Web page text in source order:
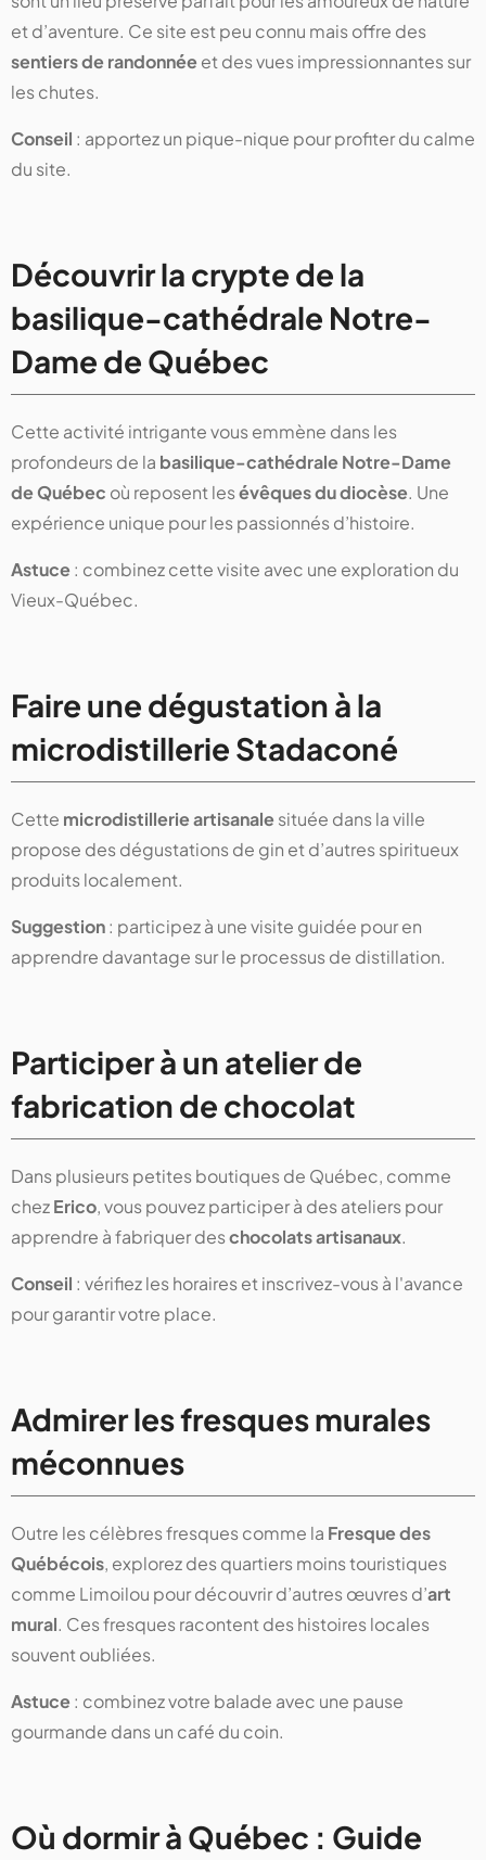
et d’aventure. Ce site est peu connu mais offre des
sentiers de randonnéeet des vues impressionnantes sur
les chutes.
Conseil : apportez un pique-nique pour profiter du calme
du site.
Découvrir la crypte de la
basilique-cathédrale Notre-
Dame de Québec
Cette activité intrigante vous emmène dans les
profondeurs de la basilique-cathédrale Notre-Dame
de Québec où reposent lesévêques du diocèse. Une
expérience unique pour les passionnés d’histoire.
Astuce: combinez cette visite avec une exploration du
Vieux-Québec.
Faire une dégustation à la
microdistillerie Stadaconé
Cette microdistillerie artisanalesituée dans la ville
propose des dégustations de gin et d’autres spiritueux
produits localement.
Suggestion: participez à une visite guidée pour en
apprendre davantage sur le processus de distillation.
Participer à un atelier de
fabrication de chocolat
Dans plusieurs petites boutiques de Québec, comme
chezErico, vous pouvez participer à des ateliers pour
apprendre à fabriquer deschocolats artisanaux.
Conseil : vérifiez les horaires et inscrivez-vous à l'avance
pour garantir votre place.
Admirer les fresques murales
méconnues
Outre les célèbres fresques comme la Fresque des
Québécois, explorez des quartiers moins touristiques
comme Limoilou pour découvrir d’autres œuvres d’art
mural. Ces fresques racontent des histoires locales
souvent oubliées.
Astuce: combinez votre balade avec une pause
gourmande dans un café du coin.
Où dormir à Québec : Guide